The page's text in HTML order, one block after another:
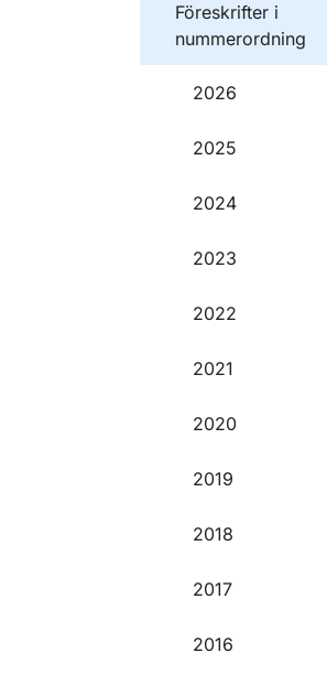
Föreskrifter i
nummerordning
2026
2025
2024
2023
2022
2021
2020
2019
2018
2017
2016